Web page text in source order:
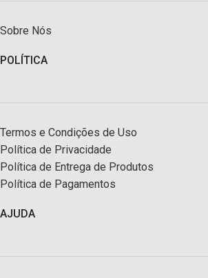
Sobre Nós
POLÍTICA
Termos e Condições de Uso
Política de Privacidade
Política de Entrega de Produtos
Política de Pagamentos
AJUDA